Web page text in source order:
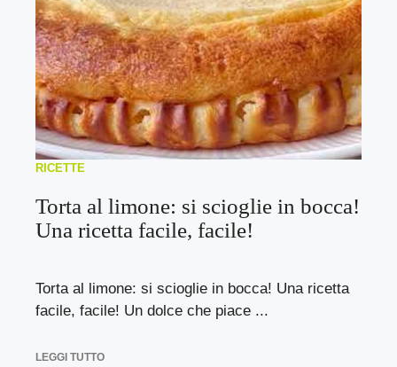
RICETTE
Torta al limone: si scioglie in bocca!
Una ricetta facile, facile!
Torta al limone: si scioglie in bocca! Una ricetta
facile, facile! Un dolce che piace ...
LEGGI TUTTO